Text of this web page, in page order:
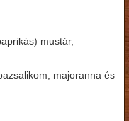
mustár,
majoranna és